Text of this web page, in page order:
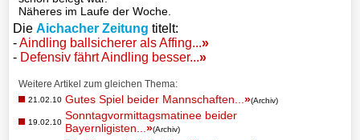
Wegbeschreibung
Archiv
Impressum
Datenschutzerklärung
Haftungsausschluss
Näheres im Laufe der Woche.
Die Aichacher Zeitung titelt:
-Aindling ballsicherer als Affing...»
- Defensiv fährt Aindling besser...»
Weitere Artikel zum gleichen Thema:
21.02.10 Gutes Spiel beider Mannschaften...»(Archiv)
19.02.10 Sonntagvormittagsmatinee beider
Bayernligisten...»(Archiv)